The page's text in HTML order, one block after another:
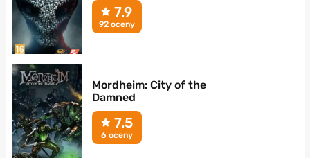
7.9
92 oceny
Mordheim: City of the
Damned
7.5
6 oceny